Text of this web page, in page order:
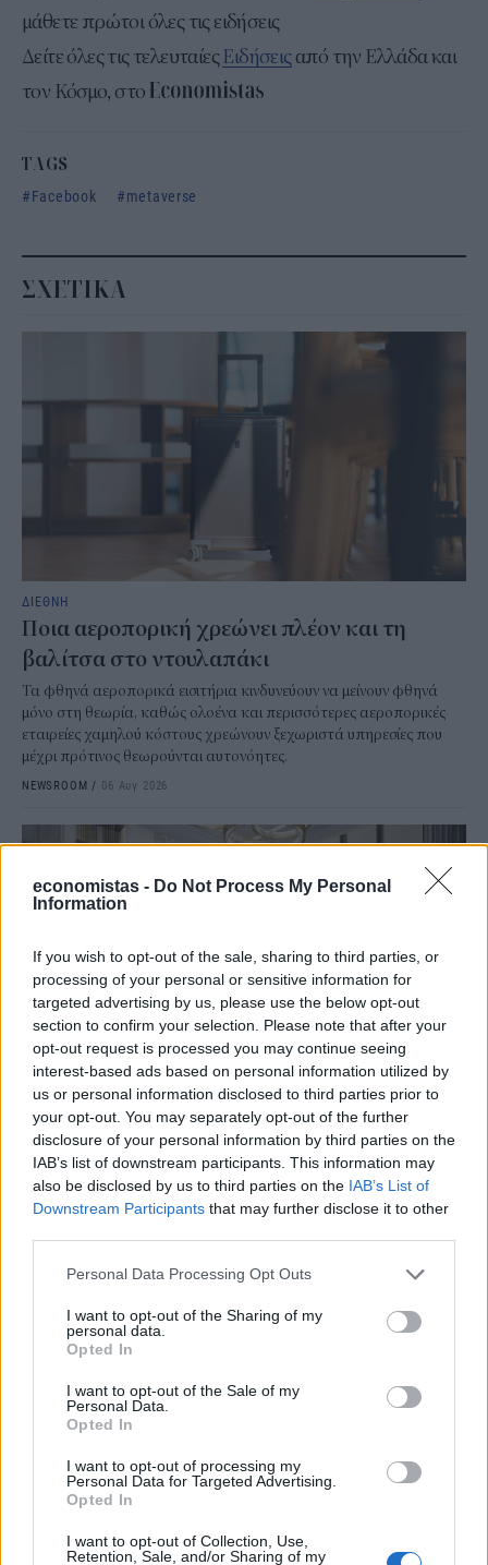
economistas - Do Not Process My Personal
Information
If you wish to opt-out of the sale, sharing to third parties, or
processing of your personal or sensitive information for
targeted advertising by us, please use the below opt-out
section to confirm your selection. Please note that after your
opt-out request is processed you may continue seeing
interest-based ads based on personal information utilized by
us or personal information disclosed to third parties prior to
your opt-out. You may separately opt-out of the further
disclosure of your personal information by third parties on the
IAB’s list of downstream participants. This information may
also be disclosed by us to third parties on the IAB’s List of
Downstream Participants that may further disclose it to other
Personal Data Processing Opt Outs
I want to opt-out of the Sharing of my
personal data.
Opted In
I want to opt-out of the Sale of my
Personal Data.
Opted In
I want to opt-out of processing my
Personal Data for Targeted Advertising.
Opted In
I want to opt-out of Collection, Use,
Retention, Sale, and/or Sharing of my
μάθετε πρώτοι όλες τις ειδήσεις
Δείτε όλες τις τελευταίεςΕιδήσειςαπό την Ελλάδα και
τον Κόσμο, στο
TAGS
Facebook
metaverse
ΣΧΕΤΙΚΑ
ΔΙΕΘΝΗ
Ποια αεροπορική χρεώνει πλέον και τη
βαλίτσα στο ντουλαπάκι
Τα φθηνά αεροπορικά εισιτήρια κινδυνεύουν να μείνουν φθηνά
μόνο στη θεωρία, καθώς ολοένα και περισσότερες αεροπορικές
εταιρείες χαμηλού κόστους χρεώνουν ξεχωριστά υπηρεσίες που
μέχρι πρότινος θεωρούνται αυτονόητες.
NEWSROOM / 06 Αυγ 2026
ΔΙΕΘΝΗ
Πού βρίσκεται η πιο ακριβή σουίτα
ξενοδοχείου στον κόσμο
Έχετε αναρωτηθεί ποτέ πώς θα ήταν το εσωτερικό ενός από τα
πιο ακριβά ρετιρέ ξενοδοχείων στο κόσμο στο οποίο, ρεαλιστικά
νησίδα Palm Jumeirah, βρίσκεται μία από τις ακριβότερες και πιο
NEWSROOM/05 Αυγ 2026